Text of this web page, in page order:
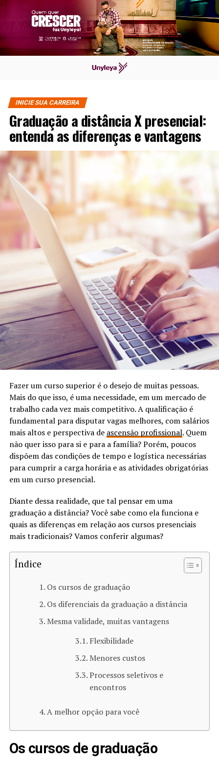
INICIE SUA CARREIRA
Graduação a distância X presencial:
entenda as diferenças e vantagens
Fazer um curso superior é o desejo de muitas pessoas.
Mais do que isso, é uma necessidade, em um mercado de
trabalho cada vez mais competitivo. A qualificação é
fundamental para disputar vagas melhores, com salários
mais altos e perspectiva de ascensão profissional. Quem
não quer isso para si e para a família? Porém, poucos
dispõem das condições de tempo e logística necessárias
para cumprir a carga horária e as atividades obrigatórias
em um curso presencial.
Diante dessa realidade, que tal pensar em uma
graduação a distância? Você sabe como ela funciona e
quais as diferenças em relação aos cursos presenciais
mais tradicionais? Vamos conferir algumas?
Índice
Os cursos de graduação
Os diferenciais da graduação a distância
Mesma validade, muitas vantagens
Flexibilidade
Menores custos
Processos seletivos e
encontros
A melhor opção para você
Os cursos de graduação